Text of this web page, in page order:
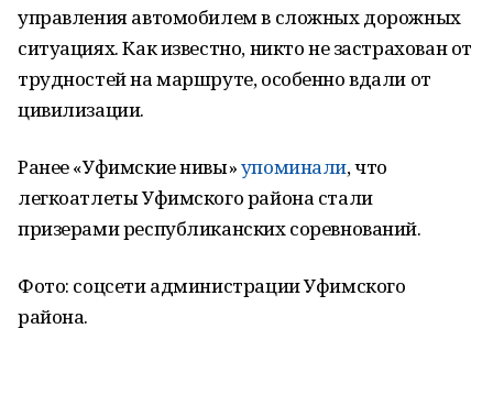
управления автомобилем в сложных дорожных
ситуациях. Как известно, никто не застрахован от
трудностей на маршруте, особенно вдали от
цивилизации.
Ранее «Уфимские нивы»упоминали, что
легкоатлеты Уфимского района стали
призерами республиканских соревнований.
Фото: соцсети администрации Уфимского
района.